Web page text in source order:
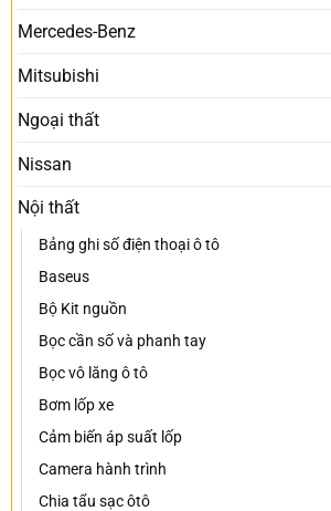
Mercedes-Benz
Mitsubishi
Ngoại thất
Nissan
Nội thất
Bảng ghi số điện thoại ô tô
Baseus
Bộ Kit nguồn
Bọc cần số và phanh tay
Bọc vô lăng ô tô
Bơm lốp xe
Cảm biến áp suất lốp
Camera hành trình
Chia tẩu sạc ôtô